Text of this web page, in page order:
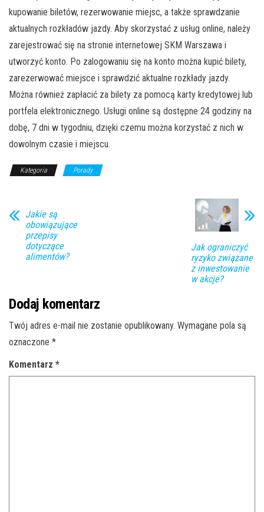
kupowanie biletów, rezerwowanie miejsc, a także sprawdzanie
aktualnych rozkładów jazdy. Aby skorzystać z usług online, należy
zarejestrować się na stronie internetowej SKM Warszawa i
utworzyć konto. Po zalogowaniu się na konto można kupić bilety,
zarezerwować miejsce i sprawdzić aktualne rozkłady jazdy.
Można również zapłacić za bilety za pomocą karty kredytowej lub
portfela elektronicznego. Usługi online są dostępne 24 godziny na
dobę, 7 dni w tygodniu, dzięki czemu można korzystać z nich w
dowolnym czasie i miejscu.
Kategoria Porady
Jakie są
obowiązujące
przepisy
dotyczące
alimentów?
Jak ograniczyć
ryzyko związane
z inwestowanie
w akcje?
Dodaj komentarz
Twój adres e-mail nie zostanie opublikowany. Wymagane pola są
oznaczone *
Komentarz *